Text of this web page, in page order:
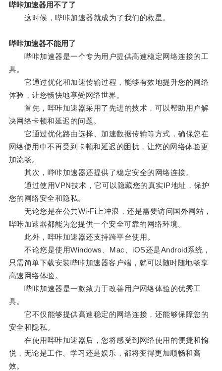
哔咔加速器用不了了
这时候，哔咔加速器就成为了我们的救星。
哔咔加速器不能用了
哔咔加速器是一个专为用户提供高速稳定网络连接的工
具。
它通过优化和加速传输过程，能够有效地提升您的网络
体验，让您畅快地享受网络世界。
首先，哔咔加速器采用了先进的技术，可以帮助用户解
决网络卡顿和延迟的问题。
它通过优化路由选择、加速数据传输等方式，确保您在
网络使用中不再受到卡顿和延迟的困扰，让您的网络体验更
加流畅。
其次，哔咔加速器还提供了稳定安全的网络连接。
通过使用VPN技术，它可以隐藏您的真实IP地址，保护
您的网络安全和隐私。
无论您是在公共Wi-Fi上冲浪，还是需要访问国外网站，
哔咔加速器都能为您提供一个安全可靠的网络环境。
此外，哔咔加速器还支持跨平台使用。
不论您是使用Windows、Mac、iOS还是Android系统，
只需简单下载安装哔咔加速器客户端，就可以随时随地畅享
高速网络体验。
哔咔加速器是一款致力于改善用户网络体验的优秀工
具。
它不仅能够提供高速稳定的网络连接，还能够保障您的
安全和隐私。
在使用哔咔加速器后，您将感受到网络使用的便捷和愉
悦，无论是工作、学习还是娱乐，都将变得更加顺畅和高
效。